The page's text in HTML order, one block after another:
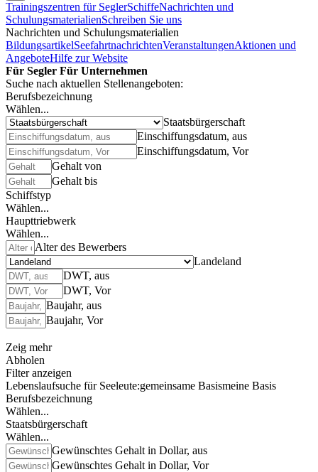
Trainingszentren für SeglerSchiffeNachrichten und
SchulungsmaterialienSchreiben Sie uns
Nachrichten und Schulungsmaterialien
BildungsartikelSeefahrtnachrichtenVeranstaltungenAktionen und
AngeboteHilfe zur Website
Für Segler Für Unternehmen
Suche nach aktuellen Stellenangeboten:
Berufsbezeichnung
Wählen...
Staatsbürgerschaft
Einschiffungsdatum, aus
Einschiffungsdatum, Vor
Gehalt von
Gehalt bis
Schiffstyp
Wählen...
Haupttriebwerk
Wählen...
Alter des Bewerbers
Landeland
DWT, aus
DWT, Vor
Baujahr, aus
Baujahr, Vor
Zeig mehr
Abholen
Filter anzeigen
Lebenslaufsuche für Seeleute:gemeinsame Basismeine Basis
Berufsbezeichnung
Wählen...
Staatsbürgerschaft
Wählen...
Gewünschtes Gehalt in Dollar, aus
Gewünschtes Gehalt in Dollar, Vor